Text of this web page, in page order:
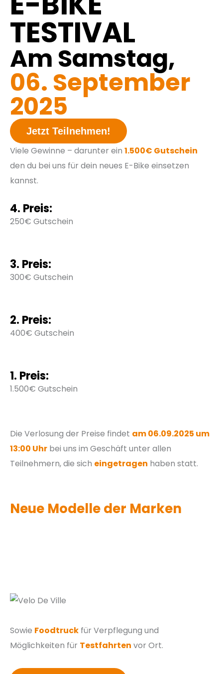
TESTIVAL
Am Samstag,
06. September
2025
Jetzt Teilnehmen!
Viele Gewinne – darunter ein 1.500€ Gutschein
den du bei uns für dein neues E-Bike einsetzen
kannst.
4. Preis:
250€ Gutschein
3. Preis:
300€ Gutschein
2. Preis:
400€ Gutschein
1. Preis:
1.500€ Gutschein
Die Verlosung der Preise findet am 06.09.2025 um
13:00 Uhr bei uns im Geschäft unter allen
Teilnehmern, die sich eingetragen haben statt.
Neue Modelle der Marken
Sowie Foodtruck für Verpflegung und
Möglichkeiten für Testfahrten vor Ort.